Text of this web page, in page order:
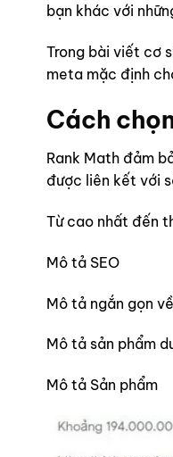
bạn khác với
Trong bài viết cơ
meta mặc định
Cách
Rank Math đảm
được liên kết với
Từ cao nhất đến
Mô tả SEO
Mô tả ngắn gọn
Mô tả sản phẩm
Mô tả Sản phẩm